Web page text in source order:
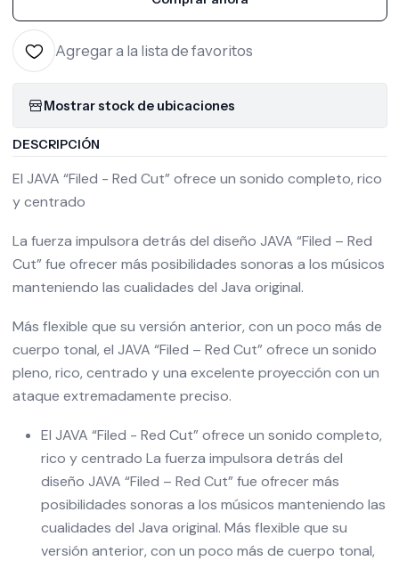
Agregar a la lista de favoritos
Mostrar stock de ubicaciones
DESCRIPCIÓN
El JAVA “Filed - Red Cut” ofrece un sonido completo, rico
y centrado
La fuerza impulsora detrás del diseño JAVA “Filed – Red
Cut” fue ofrecer más posibilidades sonoras a los músicos
manteniendo las cualidades del Java original.
Más flexible que su versión anterior, con un poco más de
cuerpo tonal, el JAVA “Filed – Red Cut” ofrece un sonido
pleno, rico, centrado y una excelente proyección con un
ataque extremadamente preciso.
El JAVA “Filed - Red Cut” ofrece un sonido completo,
rico y centrado La fuerza impulsora detrás del
diseño JAVA “Filed – Red Cut” fue ofrecer más
posibilidades sonoras a los músicos manteniendo las
cualidades del Java original. Más flexible que su
versión anterior, con un poco más de cuerpo tonal,